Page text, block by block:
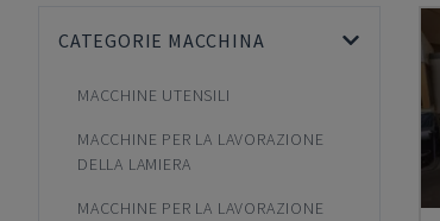
CATEGORIE MACCHINA
MACCHINE UTENSILI
MACCHINE PER LA LAVORAZIONE
DELLA LAMIERA
MACCHINE PER LA LAVORAZIONE